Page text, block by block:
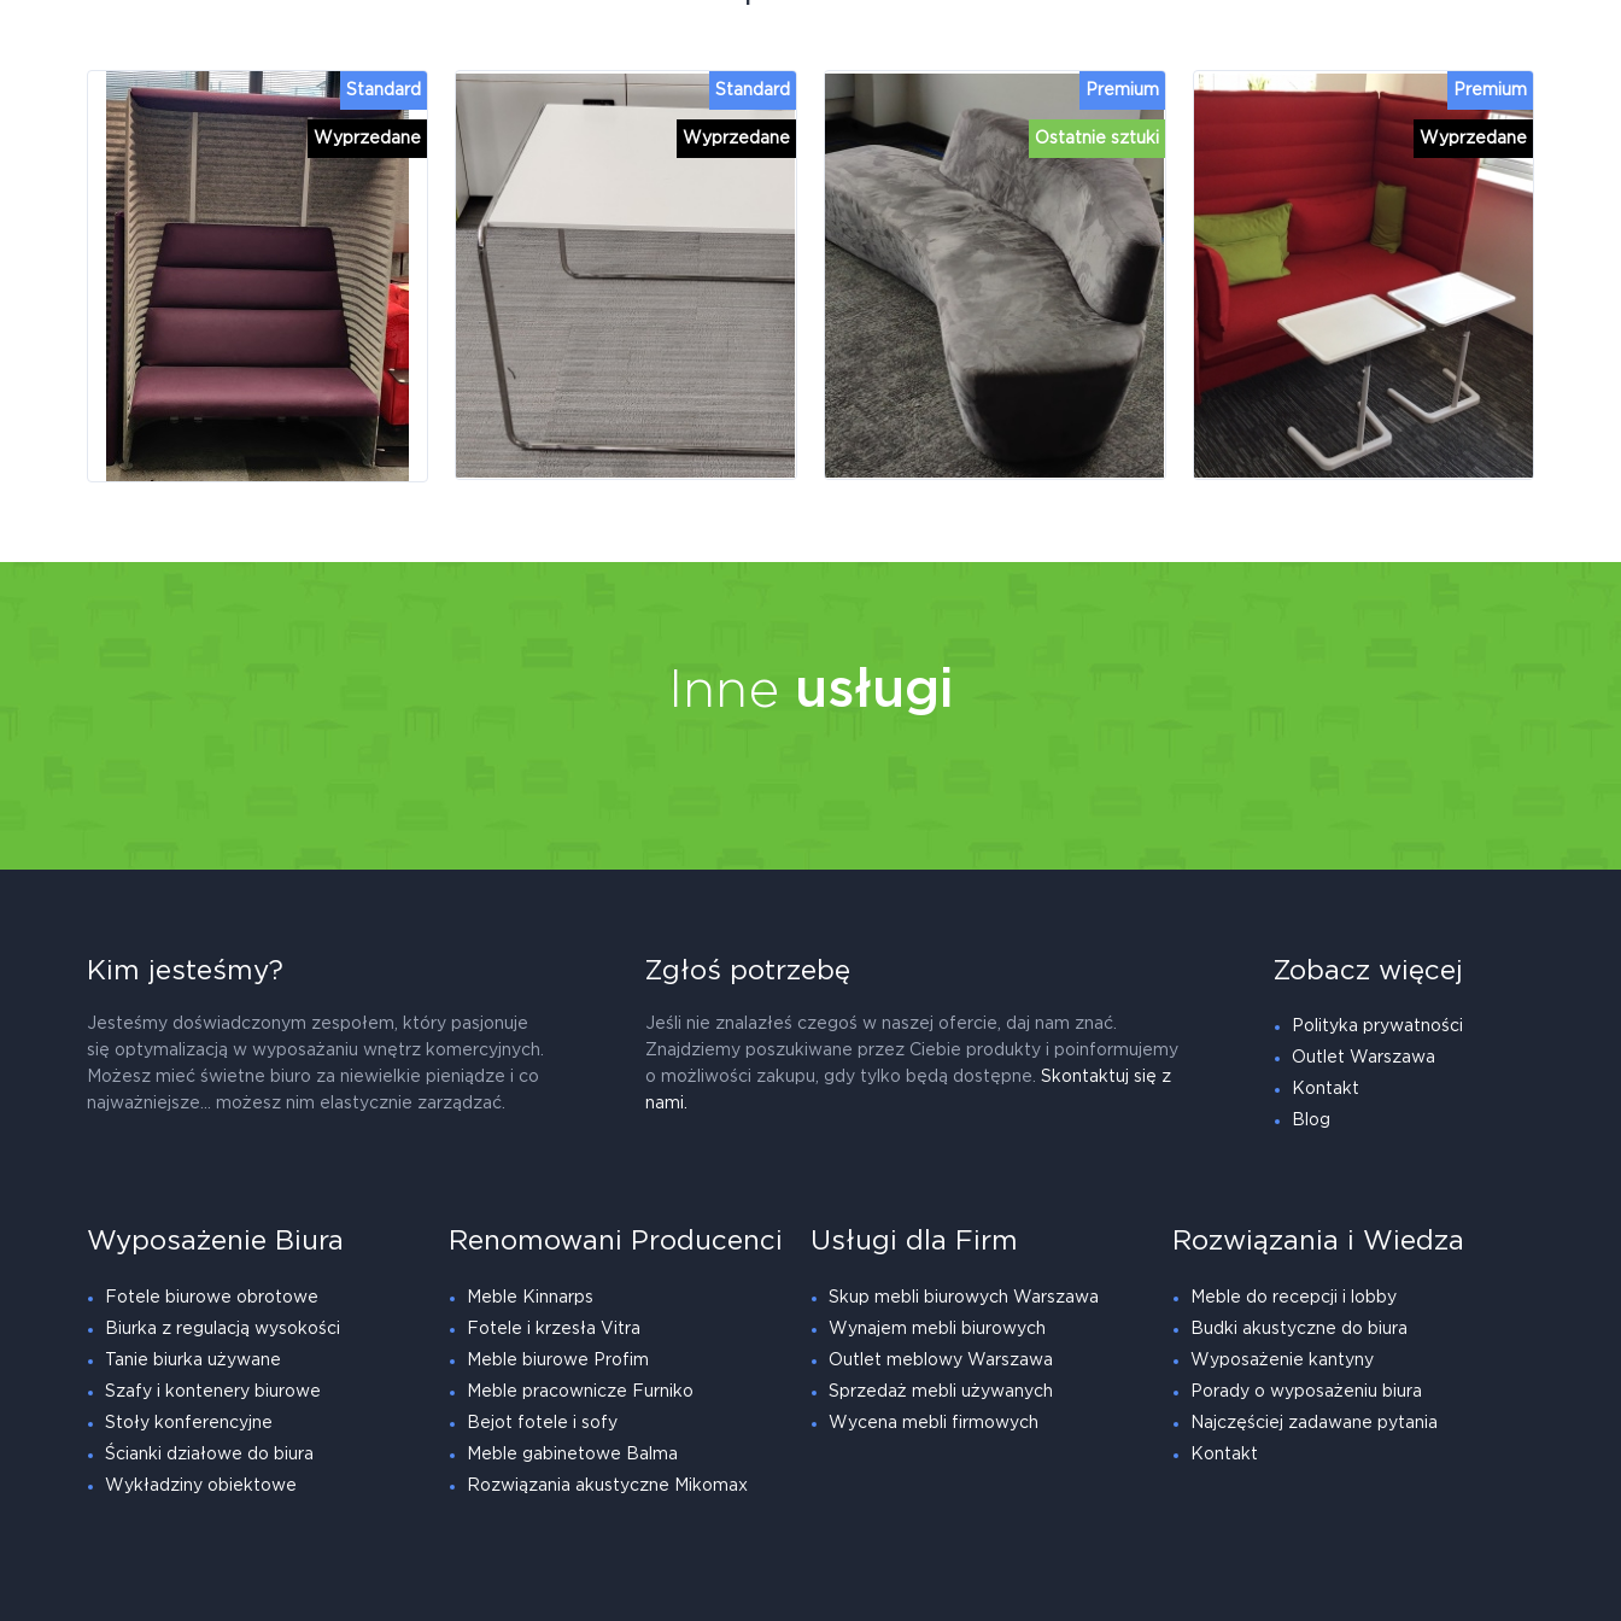
Wyprzedane
Standard
Wyprzedane
Standard
Ostatnie sztuki
Premium
Wyprzedane
Premium
Inne usługi
Kim jesteśmy?
Jesteśmy doświadczonym zespołem, który pasjonuje
się optymalizacją w wyposażaniu wnętrz komercyjnych.
Możesz mieć świetne biuro za niewielkie pieniądze i co
najważniejsze... możesz nim elastycznie zarządzać.
Zgłoś potrzebę
Jeśli nie znalazłeś czegoś w naszej ofercie, daj nam znać.
Znajdziemy poszukiwane przez Ciebie produkty i poinformujemy
o możliwości zakupu, gdy tylko będą dostępne. Skontaktuj się z
nami.
Zobacz więcej
Polityka prywatności
Outlet Warszawa
Kontakt
Blog
Wyposażenie Biura
Fotele biurowe obrotowe
Biurka z regulacją wysokości
Tanie biurka używane
Szafy i kontenery biurowe
Stoły konferencyjne
Ścianki działowe do biura
Wykładziny obiektowe
Renomowani Producenci
Meble Kinnarps
Fotele i krzesła Vitra
Meble biurowe Profim
Meble pracownicze Furniko
Bejot fotele i sofy
Meble gabinetowe Balma
Rozwiązania akustyczne Mikomax
Usługi dla Firm
Skup mebli biurowych Warszawa
Wynajem mebli biurowych
Outlet meblowy Warszawa
Sprzedaż mebli używanych
Wycena mebli firmowych
Rozwiązania i Wiedza
Meble do recepcji i lobby
Budki akustyczne do biura
Wyposażenie kantyny
Porady o wyposażeniu biura
Najczęściej zadawane pytania
Kontakt